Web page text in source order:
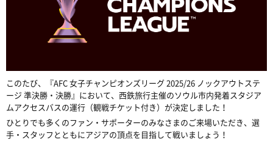
このたび、『AFC 女子チャンピオンズリーグ 2025/26 ノックアウトステ
ージ 準決勝・決勝』において、西鉄旅行主催のソウル市内発着スタジア
ムアクセスバスの運行（観戦チケット付き）が決定しました！
ひとりでも多くのファン・サポーターのみなさまのご来場いただき、選
手・スタッフとともにアジアの頂点を目指して戦いましょう！